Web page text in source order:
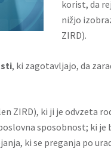
korist, da
nižjo
ZIRD).
, ki zagotavljajo, da
ZIRD), ki ji je odvzeta
sposobnost; ki
ki se preganja po